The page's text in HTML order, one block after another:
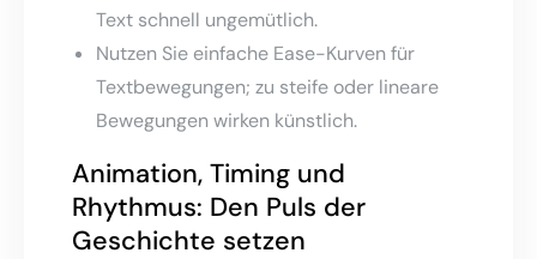
Text schnell ungemütlich.
Nutzen Sie einfache Ease-Kurven für
Textbewegungen; zu steife oder lineare
Bewegungen wirken künstlich.
Animation, Timing und
Rhythmus: Den Puls der
Geschichte setzen